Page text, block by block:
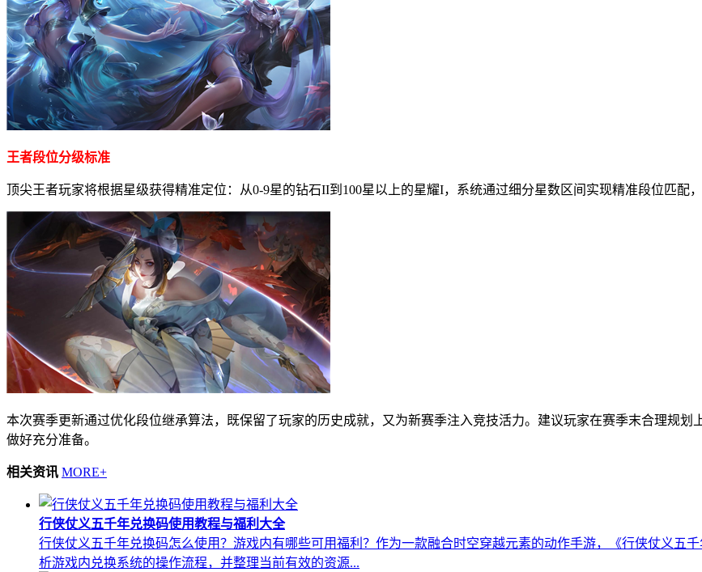
王者段位分级标准
顶尖王者玩家将根据星级获得精准定位：从0-9星的钻石II到100星以上的星耀I，系统通过细分星数区间实现精准段位匹配
本次赛季更新通过优化段位继承算法，既保留了玩家的历史成就，又为新赛季注入竞技活力。建议玩家在赛季末合理规
做好充分准备。
相关资讯 MORE+
行侠仗义五千年兑换码使用教程与福利大全
行侠仗义五千年兑换码怎么使用？游戏内有哪些可用福利？作为一款融合时空穿越元素的动作手游，《行侠仗义五
析游戏内兑换系统的操作流程，并整理当前有效的资源...